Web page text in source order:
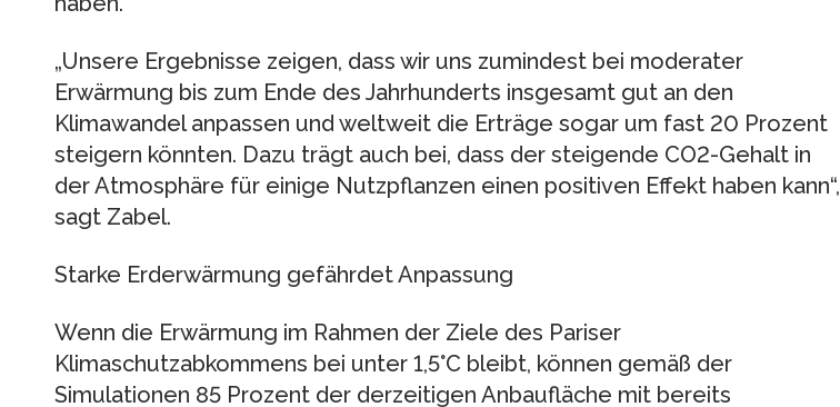
„Unsere Ergebnisse zeigen, dass wir uns zumindest bei moderater
Erwärmung bis zum Ende des Jahrhunderts insgesamt gut an den
Klimawandel anpassen und weltweit die Erträge sogar um fast 20 Prozent
steigern könnten. Dazu trägt auch bei, dass der steigende CO2-Gehalt in
der Atmosphäre für einige Nutzpflanzen einen positiven Effekt haben kann“,
sagt Zabel.
Starke Erderwärmung gefährdet Anpassung
Wenn die Erwärmung im Rahmen der Ziele des Pariser
Klimaschutzabkommens bei unter 1,5°C bleibt, können gemäß der
Simulationen 85 Prozent der derzeitigen Anbaufläche mit bereits